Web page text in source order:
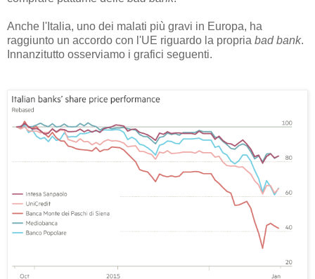
Anche l'Italia, uno dei malati più gravi in Europa, ha
raggiunto un accordo con l'UE riguardo la propria bad bank.
Innanzitutto osserviamo i grafici seguenti.